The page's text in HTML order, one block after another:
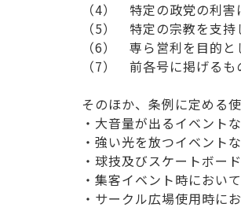
（4） 特定の政党の利害
（5） 特定の宗教を支持
（6） 専ら営利を目的と
（7） 前各号に掲げるも
そのほか、条例に定める
・大音量が出るイベント
・強い光を放つイベントな
・球技及びスケートボード
・集客イベント時におい
・サークル広場使用時に